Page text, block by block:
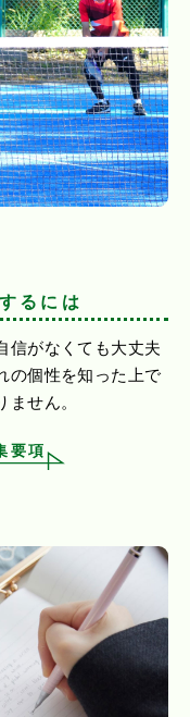
るには
信がなくても大丈夫
の個性を知った上で
せん。
要項